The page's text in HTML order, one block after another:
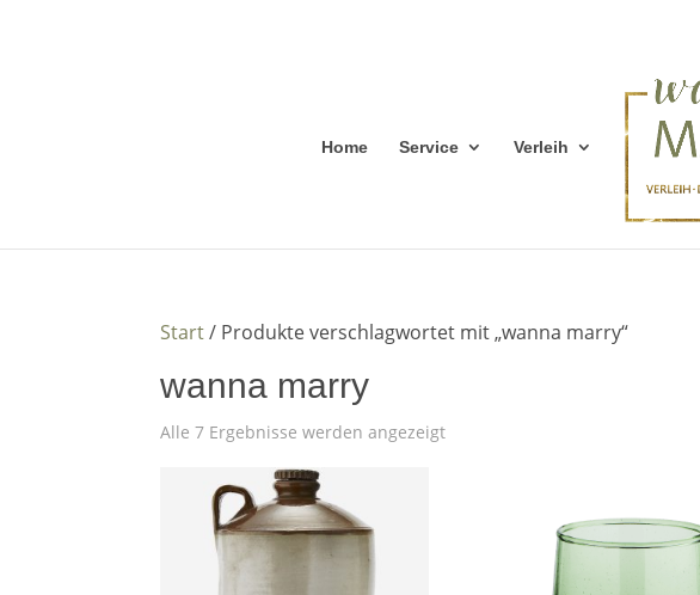
Home Service Verleih
Start/ Produkte verschlagwortet mit „wanna marry“
wanna marry
Alle 7 Ergebnisse werden angezeigt